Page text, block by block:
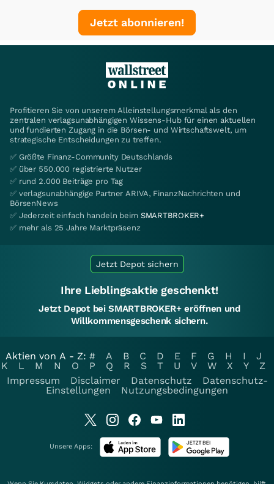
Jetzt abonnieren!
Profitieren Sie von unserem Alleinstellungsmerkmal als den
zentralen verlagsunabhängigen Wissens-Hub für einen aktuellen
und fundierten Zugang in die Börsen- und Wirtschaftswelt, um
strategische Entscheidungen zu treffen.
✅ Größte Finanz-Community Deutschlands
✅ über 550.000 registrierte Nutzer
✅ rund 2.000 Beiträge pro Tag
✅ verlagsunabhängige Partner ARIVA, FinanzNachrichten und
BörsenNews
✅ Jederzeit einfach handeln beim SMARTBROKER+
✅ mehr als 25 Jahre Marktpräsenz
Jetzt Depot sichern
Ihre Lieblingsaktie geschenkt!
Jetzt Depot bei SMARTBROKER+ eröffnen und
Willkommensgeschenk sichern.
Aktien von A - Z: # A B C D E F G H I
J
K
L M N O P Q R S T U V W X Y
Z
Impressum
Disclaimer Datenschutz
Datenschutz-
Einstellungen
Nutzungsbedingungen
Unsere Apps: